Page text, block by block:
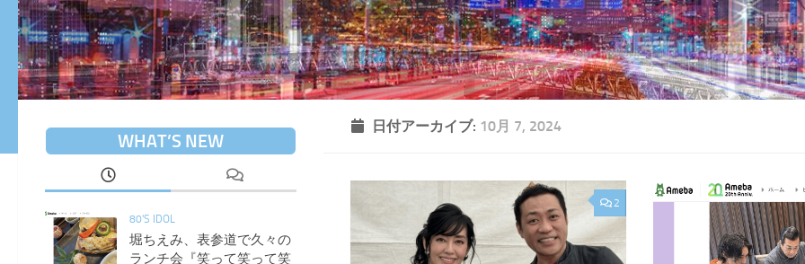
日付アーカイブ: 10月 7, 2024
2
WHAT’S NEW
80'S IDOL
堀ちえみ、表参道で久々の
ランチ会『笑って笑って笑